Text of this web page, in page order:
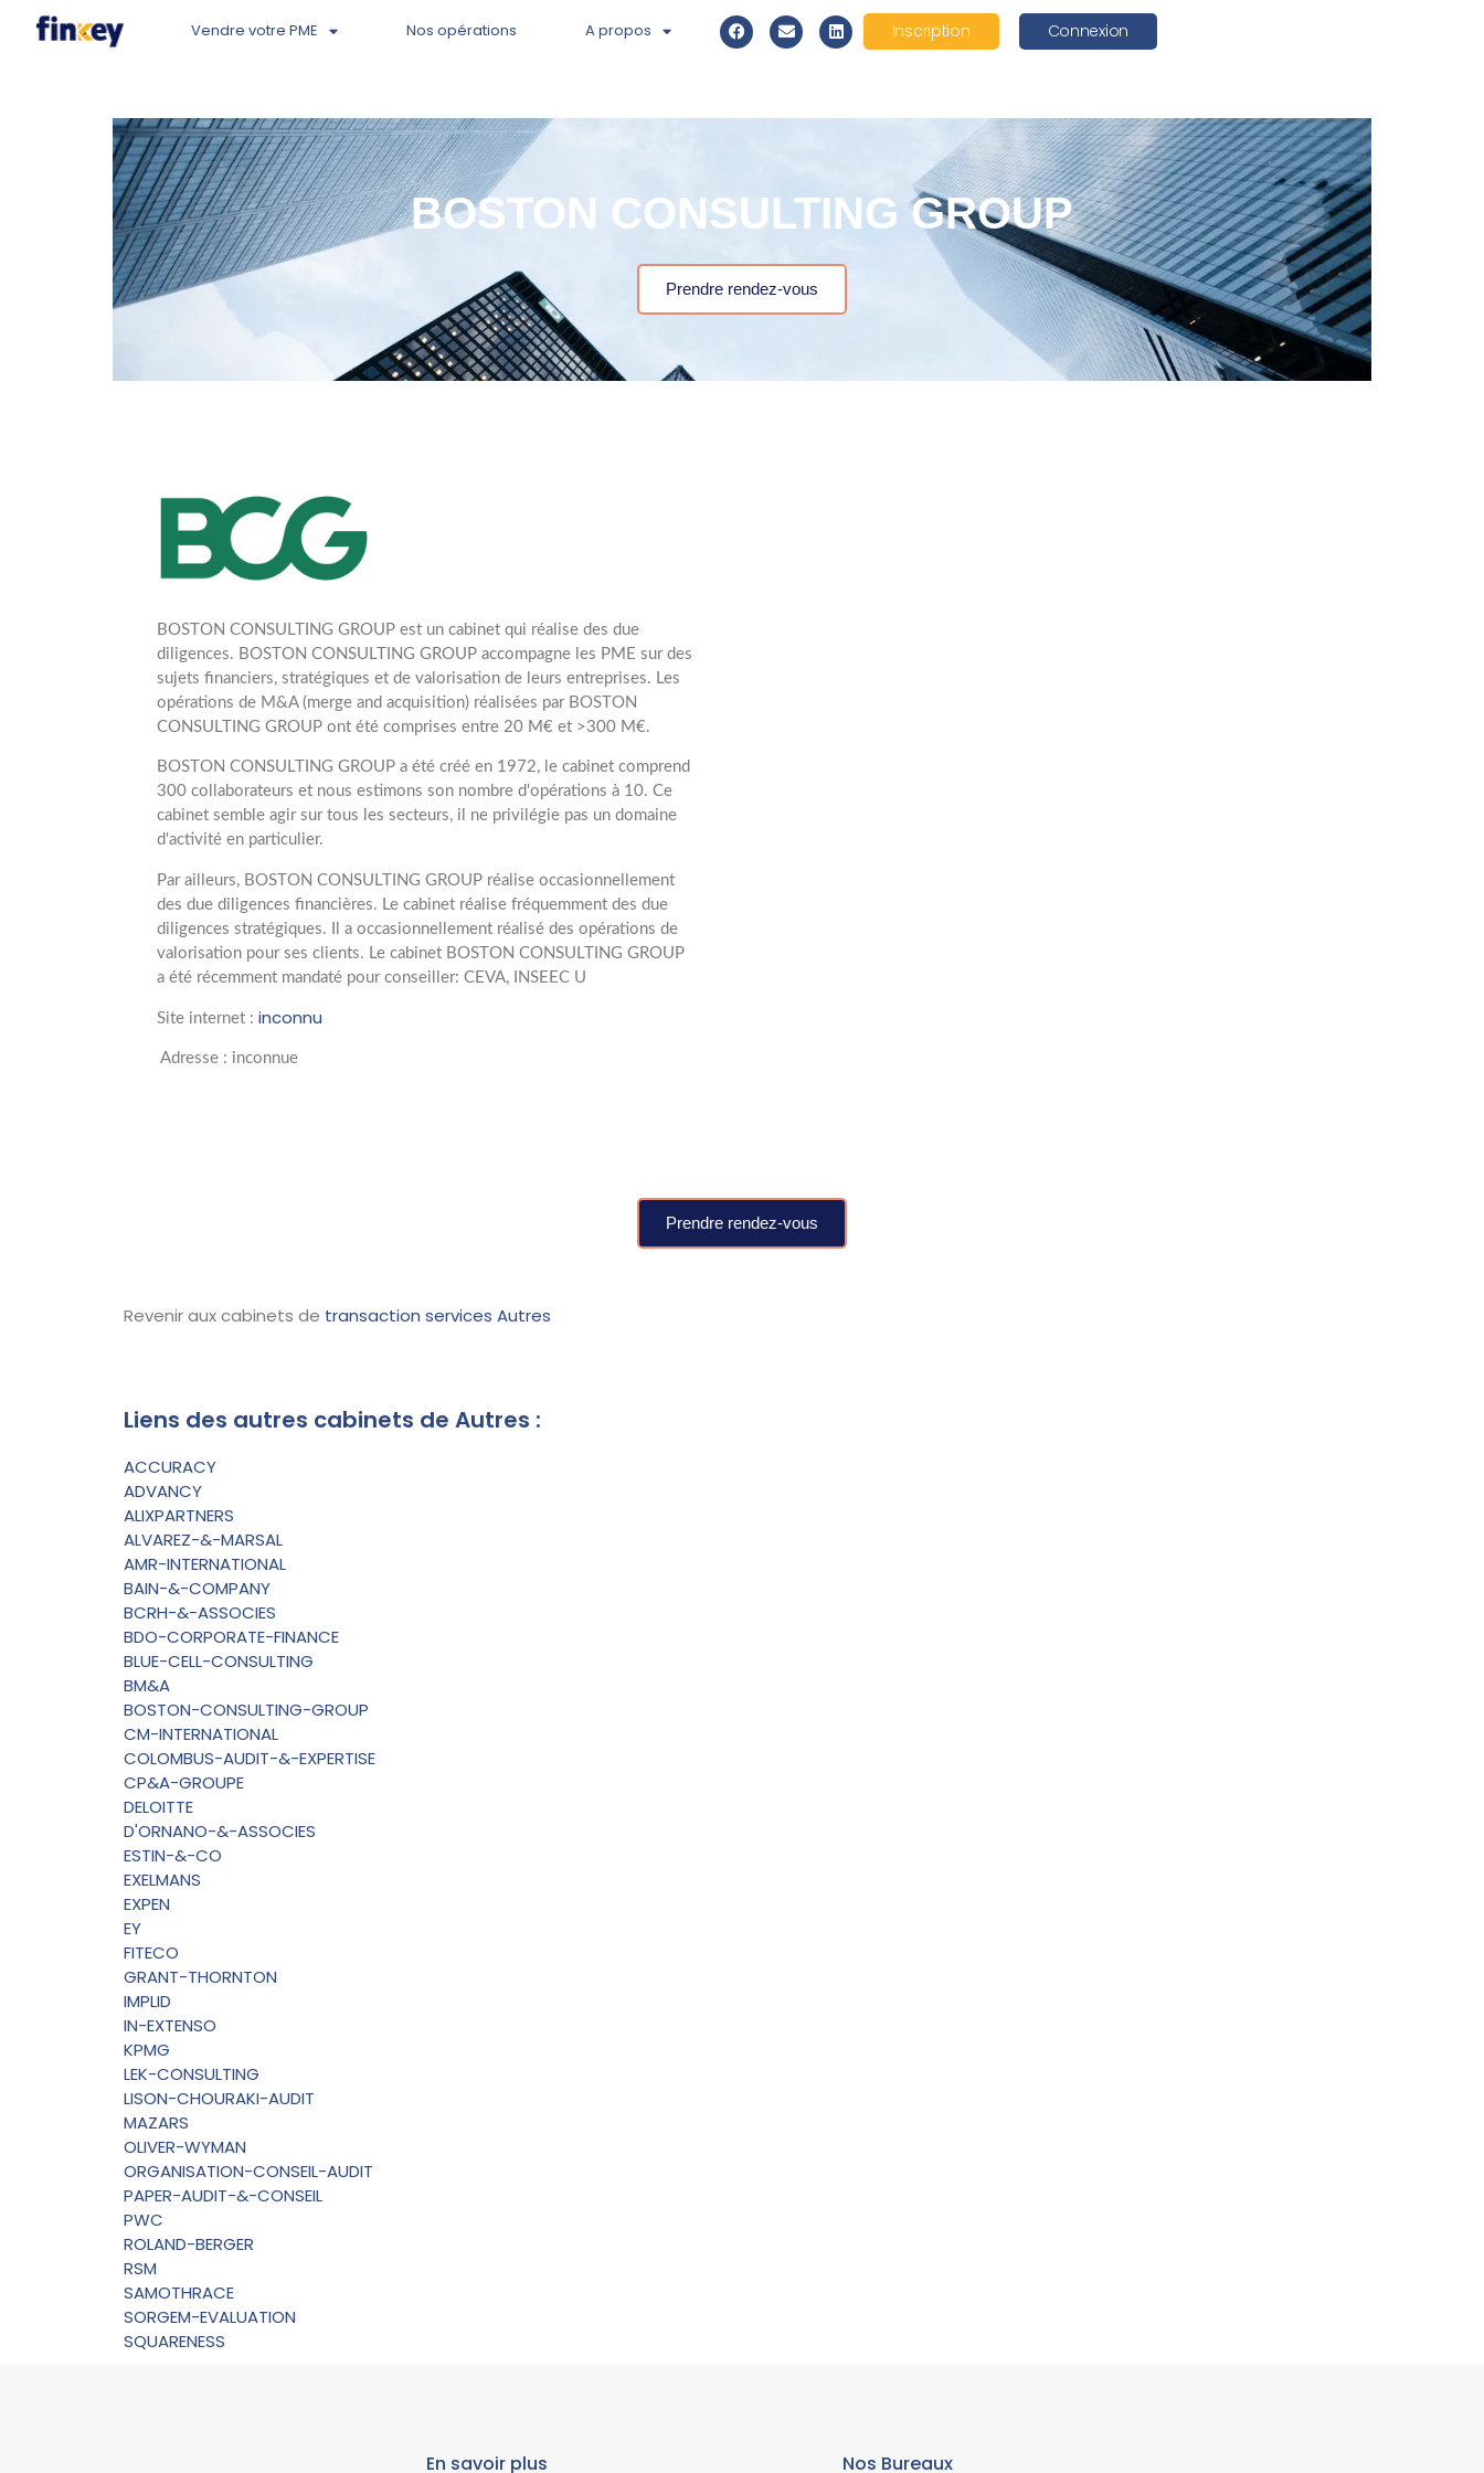
Vendre votre PME Nos opérations A propos Inscription Connexion
BOSTON CONSULTING GROUP​
Prendre rendez-vous
BOSTON CONSULTING GROUP est un cabinet qui réalise des due
diligences. BOSTON CONSULTING GROUP accompagne les PME sur des
sujets financiers, stratégiques et de valorisation de leurs entreprises. Les
opérations de M&A (merge and acquisition) réalisées par BOSTON
CONSULTING GROUP ont été comprises entre 20 M€ et >300 M€.
BOSTON CONSULTING GROUP a été créé en 1972, le cabinet comprend
300 collaborateurs et nous estimons son nombre d'opérations à 10. Ce
cabinet semble agir sur tous les secteurs, il ne privilégie pas un domaine
d'activité en particulier.
Par ailleurs, BOSTON CONSULTING GROUP réalise occasionnellement
des due diligences financières. Le cabinet réalise fréquemment des due
diligences stratégiques. Il a occasionnellement réalisé des opérations de
valorisation pour ses clients. Le cabinet BOSTON CONSULTING GROUP
a été récemment mandaté pour conseiller: CEVA, INSEEC U
Site internet : inconnu
Adresse : inconnue
Prendre rendez-vous
Revenir aux cabinets de transaction services Autres
Liens des autres cabinets de Autres :
ACCURACY
ADVANCY
ALIXPARTNERS
ALVAREZ-&-MARSAL
AMR-INTERNATIONAL
BAIN-&-COMPANY
BCRH-&-ASSOCIES
BDO-CORPORATE-FINANCE
BLUE-CELL-CONSULTING
BM&A
BOSTON-CONSULTING-GROUP
CM-INTERNATIONAL
COLOMBUS-AUDIT-&-EXPERTISE
CP&A-GROUPE
DELOITTE
D'ORNANO-&-ASSOCIES
ESTIN-&-CO
EXELMANS
EXPEN
EY
FITECO
GRANT-THORNTON
IMPLID
IN-EXTENSO
KPMG
LEK-CONSULTING
LISON-CHOURAKI-AUDIT
MAZARS
OLIVER-WYMAN
ORGANISATION-CONSEIL-AUDIT
PAPER-AUDIT-&-CONSEIL
PWC
ROLAND-BERGER
RSM
SAMOTHRACE
SORGEM-EVALUATION
SQUARENESS
En savoir plus Nos Bureaux